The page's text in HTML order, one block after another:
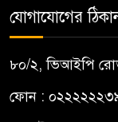
যোগাযোগের
৮০/২, ভিআইপি
ফোন :